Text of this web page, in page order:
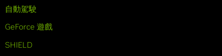
自動駕駛
GeForce 遊戲
SHIELD